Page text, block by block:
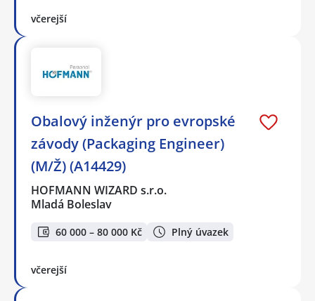
včerejší
Obalový inženýr pro evropské
závody (Packaging Engineer)
(M/Ž) (A14429)
HOFMANN WIZARD s.r.o.
Mladá Boleslav
60 000 – 80 000 Kč Plný úvazek
včerejší